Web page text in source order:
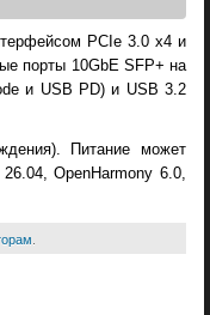
PCIe 3.0 x4 и
порты 10GbE SFP+ на
и USB PD) и USB 3.2
Питание может
OpenHarmony 6.0,